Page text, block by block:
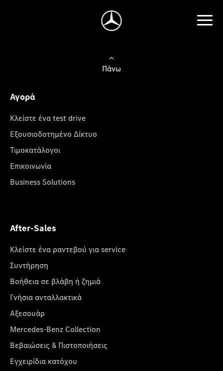
Πάνω
Αγορά
Κλείστε ένα test drive
Εξουσιοδοτημένο Δίκτυο
Τιμοκατάλογοι
Επικοινωνία
Business Solutions
After-Sales
Κλείστε ένα ραντεβού για service
Συντήρηση
Βοήθεια σε βλάβη ή ζημιά
Γνήσια ανταλλακτικά
Αξεσουάρ
Mercedes-Benz Collection
Βεβαιώσεις & Πιστοποιήσεις
Εγχειρίδια κατόχου